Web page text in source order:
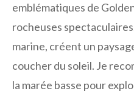
emblématiques de
rocheuses
marine, créent un
coucher du soleil. Je
la marée basse pour